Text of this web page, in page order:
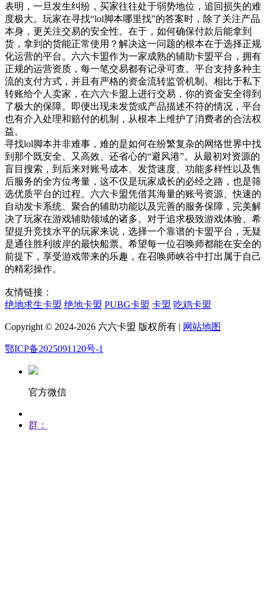
表明，一旦发生纠纷，买家往往处于弱势地位，追回损失的难
度极大。玩家在寻找“lol脚本哪里找”的答案时，除了关注产品
本身，更关注交易的安全性。在于，如何确保付款后能拿到
货，拿到的货能正常使用？解决这一问题的根本在于选择正规
化运营的平台。六六卡盟作为一家成熟的辅助卡盟平台，拥有
正规的运营资质，每一笔交易都有记录可查。平台支持多种主
流的支付方式，并且有严格的资金流转监管机制。相比于私下
转账给个人卖家，在六六卡盟上进行交易，你的资金安全得到
了极大的保障。即便出现未发货或产品描述不符的情况，平台
也有介入处理和赔付的机制，从根本上维护了消费者的合法权
益。
寻找lol脚本并非难事，难的是如何在纷繁复杂的网络世界中找
到那个既安全、又高效、还省心的“避风港”。从最初对资源的
盲目搜索，到后来对账号成本、发货速度、功能多样性以及售
后服务的全方位考量，这不仅是玩家成长的必经之路，也是筛
选优质平台的过程。六六卡盟凭借其海量的账号资源、快速的
自动发卡系统、聚合的辅助功能以及完善的服务保障，完美解
决了玩家在游戏辅助领域的诸多。对于追求极致游戏体验、希
望提升竞技水平的玩家来说，选择一个靠谱的卡盟平台，无疑
是通往胜利彼岸的最快船票。希望每一位召唤师都能在安全的
前提下，享受游戏带来的乐趣，在召唤师峡谷中打出属于自己
的精彩操作。
友情链接：
绝地求生卡盟 绝地卡盟 PUBG卡盟 卡盟 吃鸡卡盟
Copyright © 2024-2026 六六卡盟 版权所有 | 网站地图
鄂ICP备2025091120号-1
官方微信
群：